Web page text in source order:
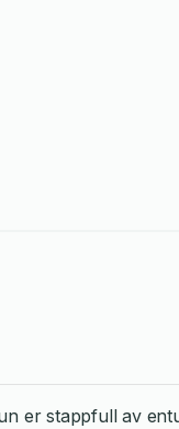
stappfull av